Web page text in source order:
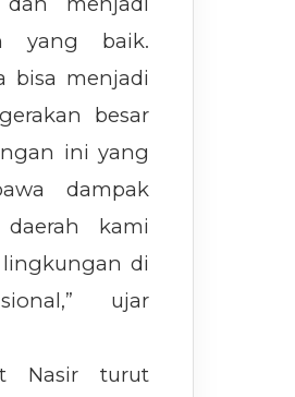
yang baik.
bisa menjadi
besar
ini yang
dampak
kami
di
ujar
Nasir turut